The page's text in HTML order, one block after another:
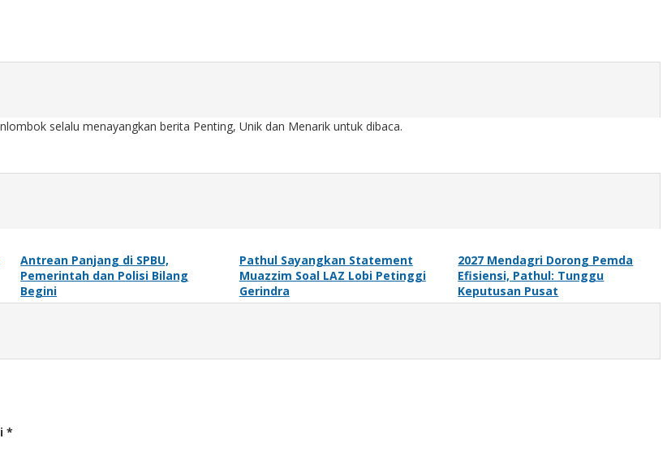
selalu menayangkan berita Penting, Unik dan Menarik untuk dibaca.
Antrean Panjang di SPBU,
Pemerintah dan Polisi Bilang
Begini
Pathul Sayangkan Statement
Muazzim Soal LAZ Lobi Petinggi
Gerindra
2027 Mendagri Dorong Pemda
Efisiensi, Pathul: Tunggu
Keputusan Pusat
*